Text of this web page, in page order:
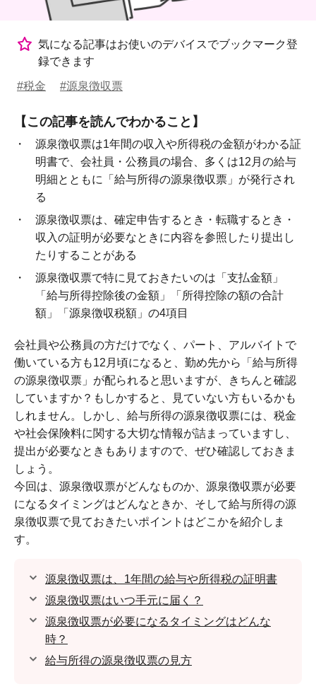
気になる記事はお使いのデバイスでブックマーク登
録できます
#税金 #源泉徴収票
【この記事を読んでわかること】
源泉徴収票は1年間の収入や所得税の金額がわかる証
明書で、会社員・公務員の場合、多くは12月の給与
明細とともに「給与所得の源泉徴収票」が発行され
る
源泉徴収票は、確定申告するとき・転職するとき・
収入の証明が必要なときに内容を参照したり提出し
たりすることがある
源泉徴収票で特に見ておきたいのは「支払金額」
「給与所得控除後の金額」「所得控除の額の合計
額」「源泉徴収税額」の4項目
会社員や公務員の方だけでなく、パート、アルバイトで
働いている方も12月頃になると、勤め先から「給与所得
の源泉徴収票」が配られると思いますが、きちんと確認
していますか？もしかすると、見ていない方もいるかも
しれません。しかし、給与所得の源泉徴収票には、税金
や社会保険料に関する大切な情報が詰まっていますし、
提出が必要なときもありますので、ぜひ確認しておきま
しょう。
今回は、源泉徴収票がどんなものか、源泉徴収票が必要
になるタイミングはどんなときか、そして給与所得の源
泉徴収票で見ておきたいポイントはどこかを紹介しま
す。
源泉徴収票は、1年間の給与や所得税の証明書
源泉徴収票はいつ手元に届く？
源泉徴収票が必要になるタイミングはどんな
時？
給与所得の源泉徴収票の見方